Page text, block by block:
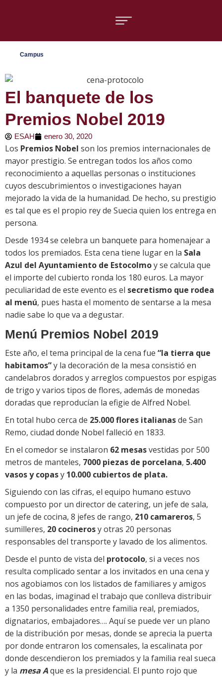
Campus
El banquete de los
Premios Nobel 2019
ESAH enero 30, 2020
Los Premios Nobel son los premios internacionales de
mayor prestigio. Se entregan todos los años como
reconocimiento a aquellas personas o instituciones
cuyos descubrimientos o investigaciones hayan
mejorado la vida de la humanidad. De hecho, su prestigio
es tal que es el propio rey de Suecia quien los entrega en
persona.
Desde 1934 se celebra un banquete para homenajear a
todos los premiados. Esta cena tiene lugar en la Sala
Azul del Ayuntamiento de Estocolmoy se calcula que
el importe del cubierto ronda los 180 euros. La mayor
peculiaridad de este evento es el secretismo que rodea
al menú, pues hasta el momento de sentarse a la mesa
nadie sabe lo que va a degustar.
Menú Premios Nobel 2019
Este año, el tema principal de la cena fue “la tierra que
habitamos”y la decoración de la mesa consistió en
candelabros dorados y arreglos compuestos por espigas
de trigo y varios tipos de flores, además de monedas
doradas que reproducían la efigie de Alfred Nobel.
En total hubo cerca de 25.000 flores italianasde San
Remo, ciudad donde Nobel falleció en 1833.
En el comedor se instalaron 62 mesasvestidas por 500
metros de manteles, 7000 piezas de porcelana, 5.400
vasos y copasy 10.000 cubiertos de plata.
Siguiendo con las cifras, el equipo humano estuvo
compuesto por un director de catering, un jefe de sala,
un jefe de cocina, 8 jefes de rango, 210 camareros, 5
sumilleres, 20 cocinerosy otras 20 personas
responsables del transporte y lavado de los alimentos.
Desde el punto de vista del protocolo, si a veces nos
resulta complicado sentar a los invitados en una cena y
nos agobiamos con los listados de familiares y amigos
en las bodas, imaginad el trabajo que conlleva distribuir
a 1350 personalidades entre familia real, premiados,
dignatarios, embajadores…. Aquí se puede ver un plano
de la distribución por mesas, donde se aprecia la puerta
por donde entraron los comensales, la escalinata por
donde descendieron los premiados y la familia real sueca
y la mesa Aque es la presidencial. El punto rojo que